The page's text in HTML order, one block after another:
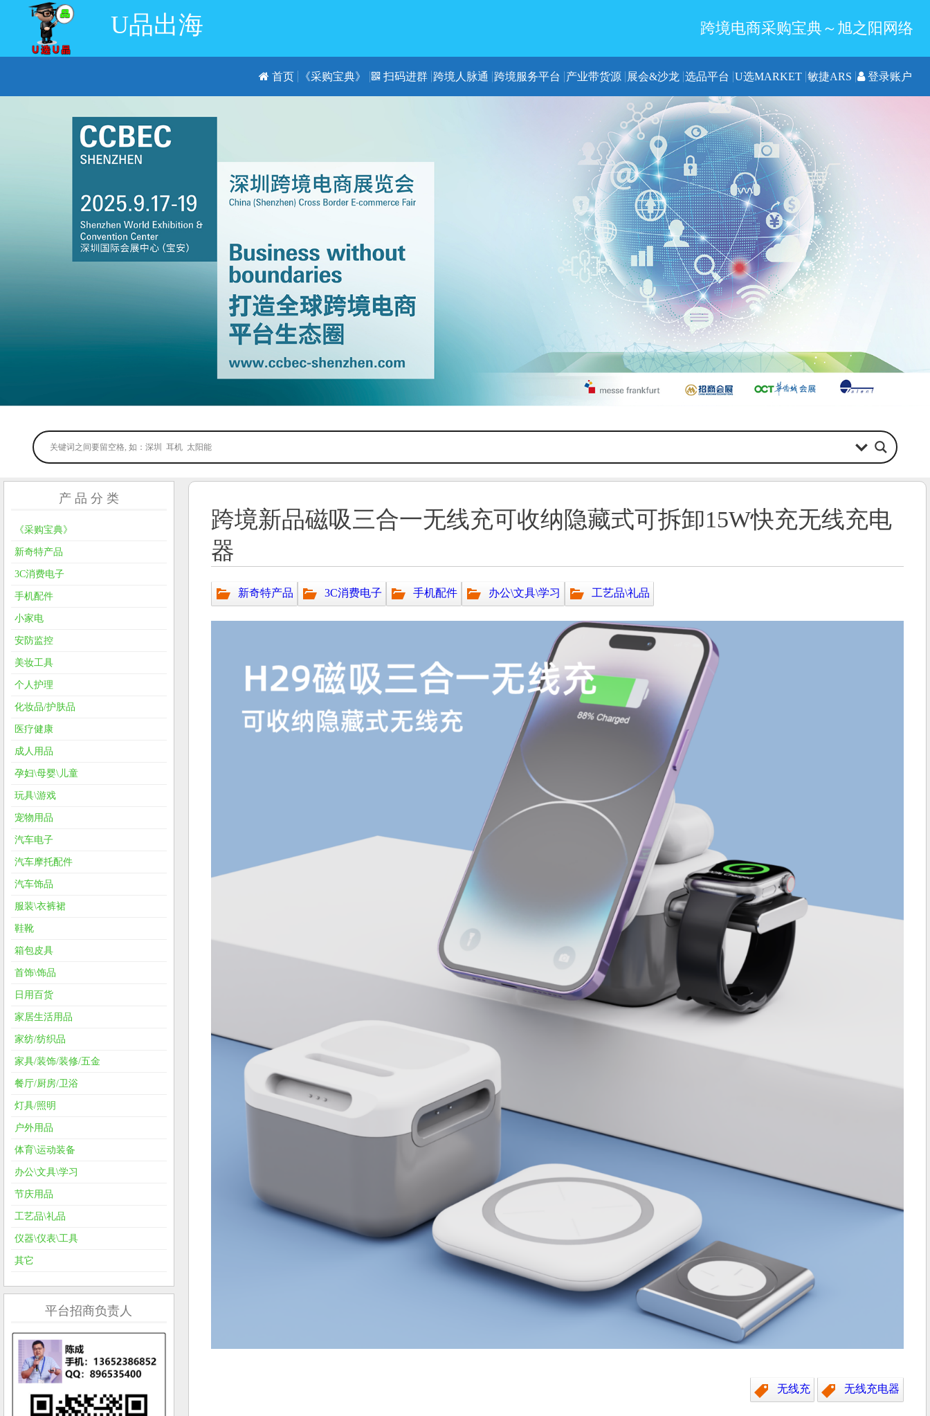
U品出海 跨境电商采购宝典～旭之阳网络
首页 《采购宝典》 扫码进群 跨境人脉通 跨境服务平台 产业带货源 展会&沙龙 选品平台 U选MARKET 敏捷ARS 登录账户
跨境新品磁吸三合一无线充可收纳隐藏式可拆卸15W快充无线充电
器
新奇特产品 3C消费电子 手机配件 办公\文具\学习 工艺品\礼品
无线充 无线充电器
产 品 分 类
《采购宝典》
新奇特产品
3C消费电子
手机配件
小家电
安防监控
美妆工具
个人护理
化妆品/护肤品
医疗健康
成人用品
孕妇\母婴\儿童
玩具\游戏
宠物用品
汽车电子
汽车摩托配件
汽车饰品
服装\衣裤裙
鞋靴
箱包皮具
首饰\饰品
日用百货
家居生活用品
家纺/纺织品
家具/装饰/装修/五金
餐厅/厨房/卫浴
灯具/照明
户外用品
体育\运动装备
办公\文具\学习
节庆用品
工艺品\礼品
仪器\仪表\工具
其它
平台招商负责人